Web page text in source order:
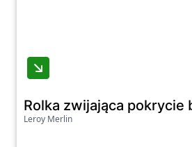
Rolka zwijająca
Leroy Merlin